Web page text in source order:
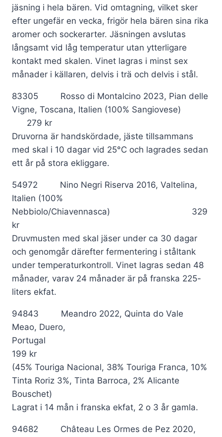
jäsning i hela bären. Vid omtagning, vilket sker
efter ungefär en vecka, frigör hela bären sina rika
aromer och sockerarter. Jäsningen avslutas
långsamt vid låg temperatur utan ytterligare
kontakt med skalen. Vinet lagras i minst sex
månader i källaren, delvis i trä och delvis i stål.
83305 Rosso di Montalcino 2023, Pian delle
Vigne, Toscana, Italien (100% Sangiovese)
279 kr
Druvorna är handskördade, jäste tillsammans
med skal i 10 dagar vid 25°C och lagrades sedan
ett år på stora ekliggare.
54972 Nino Negri Riserva 2016, Valtelina,
Italien (100%
Nebbiolo/Chiavennasca) 329
kr
Druvmusten med skal jäser under ca 30 dagar
och genomgår därefter fermentering i ståltank
under temperaturkontroll. Vinet lagras sedan 48
månader, varav 24 månader är på franska 225-
liters ekfat.
94843 Meandro 2022, Quinta do Vale
Meao, Duero,
Portugal
199 kr
(45% Touriga Nacional, 38% Touriga Franca, 10%
Tinta Roriz 3%, Tinta Barroca, 2% Alicante
Bouschet)
Lagrat i 14 mån i franska ekfat, 2 o 3 år gamla.
94682 Château Les Ormes de Pez 2020,